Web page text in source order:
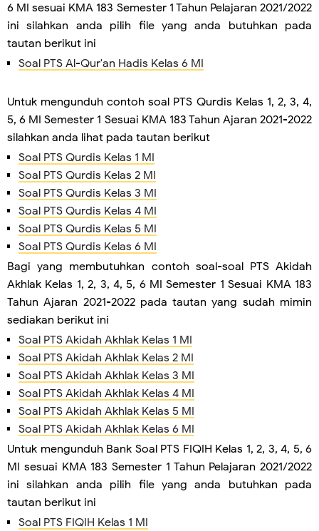
6 MI sesuai KMA 183 Semester 1 Tahun Pelajaran 2021/2022
ini silahkan anda pilih file yang anda butuhkan pada
tautan berikut ini
Soal PTS Al-Qur'an Hadis Kelas 6 MI
Untuk mengunduh contoh soal PTS Qurdis Kelas 1, 2, 3, 4,
5, 6 MI Semester 1 Sesuai KMA 183 Tahun Ajaran 2021-2022
silahkan anda lihat pada tautan berikut
Soal PTS Qurdis Kelas 1 MI
Soal PTS Qurdis Kelas 2 MI
Soal PTS Qurdis Kelas 3 MI
Soal PTS Qurdis Kelas 4 MI
Soal PTS Qurdis Kelas 5 MI
Soal PTS Qurdis Kelas 6 MI
Bagi yang membutuhkan contoh soal-soal PTS Akidah
Akhlak Kelas 1, 2, 3, 4, 5, 6 MI Semester 1 Sesuai KMA 183
Tahun Ajaran 2021-2022 pada tautan yang sudah mimin
sediakan berikut ini
Soal PTS Akidah Akhlak Kelas 1 MI
Soal PTS Akidah Akhlak Kelas 2 MI
Soal PTS Akidah Akhlak Kelas 3 MI
Soal PTS Akidah Akhlak Kelas 4 MI
Soal PTS Akidah Akhlak Kelas 5 MI
Soal PTS Akidah Akhlak Kelas 6 MI
Untuk mengunduh Bank Soal PTS FIQIH Kelas 1, 2, 3, 4, 5, 6
MI sesuai KMA 183 Semester 1 Tahun Pelajaran 2021/2022
ini silahkan anda pilih file yang anda butuhkan pada
tautan berikut ini
Soal PTS FIQIH Kelas 1 MI